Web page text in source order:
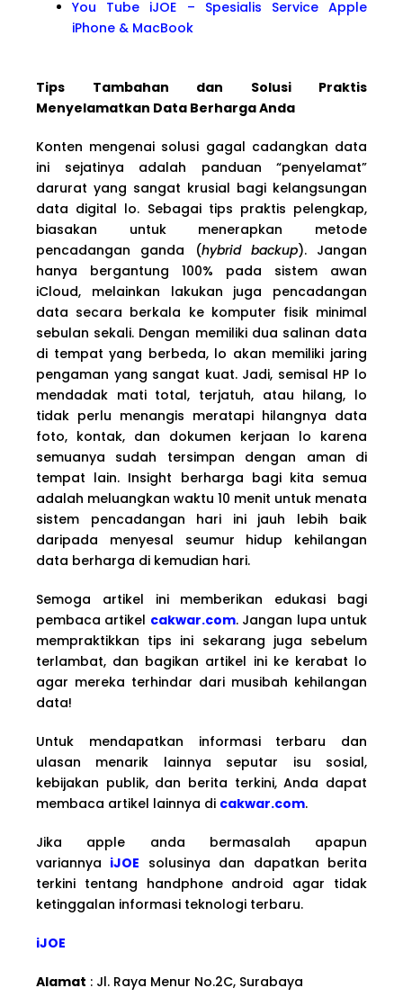
You Tube iJOE – Spesialis Service Apple
iPhone & MacBook
Tips Tambahan dan Solusi Praktis
Menyelamatkan Data Berharga Anda
Konten mengenai solusi gagal cadangkan data
ini sejatinya adalah panduan “penyelamat”
darurat yang sangat krusial bagi kelangsungan
data digital lo. Sebagai tips praktis pelengkap,
biasakan untuk menerapkan metode
pencadangan ganda (hybrid backup). Jangan
hanya bergantung 100% pada sistem awan
iCloud, melainkan lakukan juga pencadangan
data secara berkala ke komputer fisik minimal
sebulan sekali. Dengan memiliki dua salinan data
di tempat yang berbeda, lo akan memiliki jaring
pengaman yang sangat kuat. Jadi, semisal HP lo
mendadak mati total, terjatuh, atau hilang, lo
tidak perlu menangis meratapi hilangnya data
foto, kontak, dan dokumen kerjaan lo karena
semuanya sudah tersimpan dengan aman di
tempat lain. Insight berharga bagi kita semua
adalah meluangkan waktu 10 menit untuk menata
sistem pencadangan hari ini jauh lebih baik
daripada menyesal seumur hidup kehilangan
data berharga di kemudian hari.
Semoga artikel ini memberikan edukasi bagi
pembaca artikel cakwar.com. Jangan lupa untuk
mempraktikkan tips ini sekarang juga sebelum
terlambat, dan bagikan artikel ini ke kerabat lo
agar mereka terhindar dari musibah kehilangan
data!
Untuk mendapatkan informasi terbaru dan
ulasan menarik lainnya seputar isu sosial,
kebijakan publik, dan berita terkini, Anda dapat
membaca artikel lainnya di cakwar.com.
Jika apple anda bermasalah apapun
variannya iJOE solusinya dan dapatkan berita
terkini tentang handphone android agar tidak
ketinggalan informasi teknologi terbaru.
iJOE
Alamat : Jl. Raya Menur No.2C, Surabaya